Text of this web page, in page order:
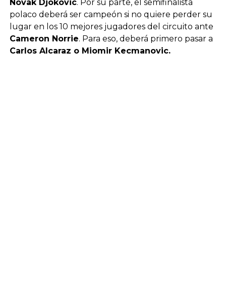
Novak Djokovic. Por su parte, el semifinalista
polaco deberá ser campeón si no quiere perder su
lugar en los 10 mejores jugadores del circuito ante
Cameron Norrie. Para eso, deberá primero pasar a
Carlos Alcaraz o Miomir Kecmanovic.